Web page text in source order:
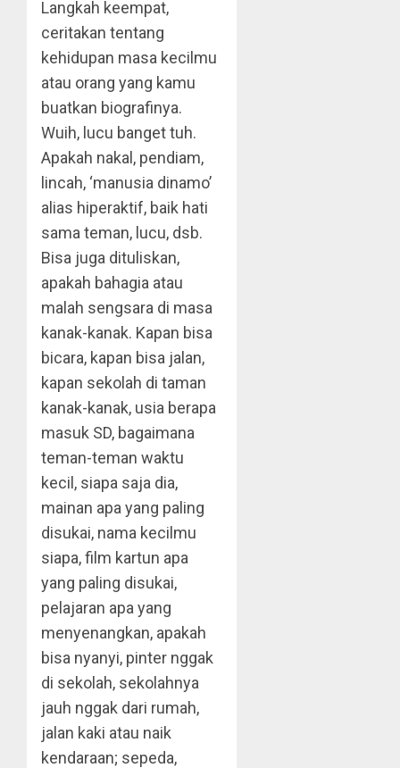
Langkah keempat,
ceritakan tentang
kehidupan masa kecilmu
atau orang yang kamu
buatkan biografinya.
Wuih, lucu banget tuh.
Apakah nakal, pendiam,
lincah, ‘manusia dinamo’
alias hiperaktif, baik hati
sama teman, lucu, dsb.
Bisa juga dituliskan,
apakah bahagia atau
malah sengsara di masa
kanak-kanak. Kapan bisa
bicara, kapan bisa jalan,
kapan sekolah di taman
kanak-kanak, usia berapa
masuk SD, bagaimana
teman-teman waktu
kecil, siapa saja dia,
mainan apa yang paling
disukai, nama kecilmu
siapa, film kartun apa
yang paling disukai,
pelajaran apa yang
menyenangkan, apakah
bisa nyanyi, pinter nggak
di sekolah, sekolahnya
jauh nggak dari rumah,
jalan kaki atau naik
kendaraan; sepeda,